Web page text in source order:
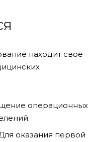
находит свое
операционных
оказания первой